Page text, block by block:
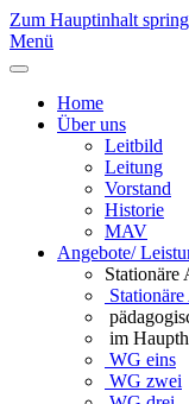
Zum Hauptinhalt
Menü
Home
Über uns
Leitbild
Leitung
Vorstand
Historie
MAV
Angebote/
Stationäre
im
WG eins
WG zwei